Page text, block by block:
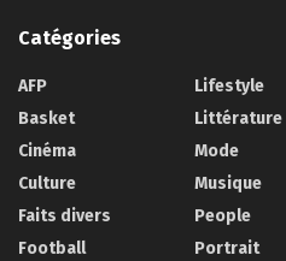
Catégories
AFP
Basket
Cinéma
Culture
Faits divers
Football
Lifestyle
Littérature
Mode
Musique
People
Portrait